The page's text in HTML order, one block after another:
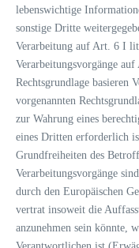
lebenswichtige
sonstige Dritte
Verarbeitung auf Art. 6 I
Verarbeitungsvorgänge
Rechtsgrundlage basieren
vorgenannten
zur Wahrung eines
eines Dritten erforderlich
Grundfreiheiten des
Verarbeitungsvorgänge
durch den Europäischen
vertrat insoweit die
anzunehmen sein könnte,